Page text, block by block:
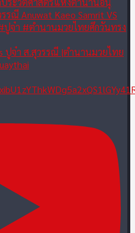
จ๋า ส.สุวรรณี |ตำนานมวยไทย